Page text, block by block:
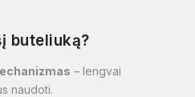
buteliuką?
– lengvai
naudoti.